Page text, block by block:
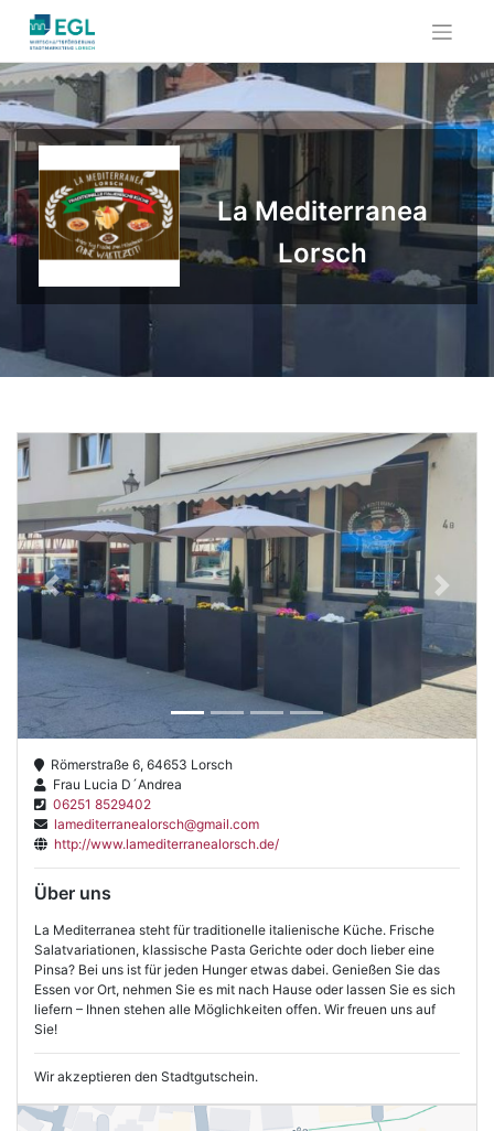
content
La Mediterranea
Lorsch
Previous Next
Römerstraße 6, 64653 Lorsch
Frau Lucia D´Andrea
06251 8529402
lamediterranealorsch@gmail.com
http://www.lamediterranealorsch.de/
Über uns
La Mediterranea steht für traditionelle italienische Küche. Frische
Salatvariationen, klassische Pasta Gerichte oder doch lieber eine
Pinsa? Bei uns ist für jeden Hunger etwas dabei. Genießen Sie das
Essen vor Ort, nehmen Sie es mit nach Hause oder lassen Sie es sich
liefern – Ihnen stehen alle Möglichkeiten offen. Wir freuen uns auf
Sie!
Wir akzeptieren den Stadtgutschein.